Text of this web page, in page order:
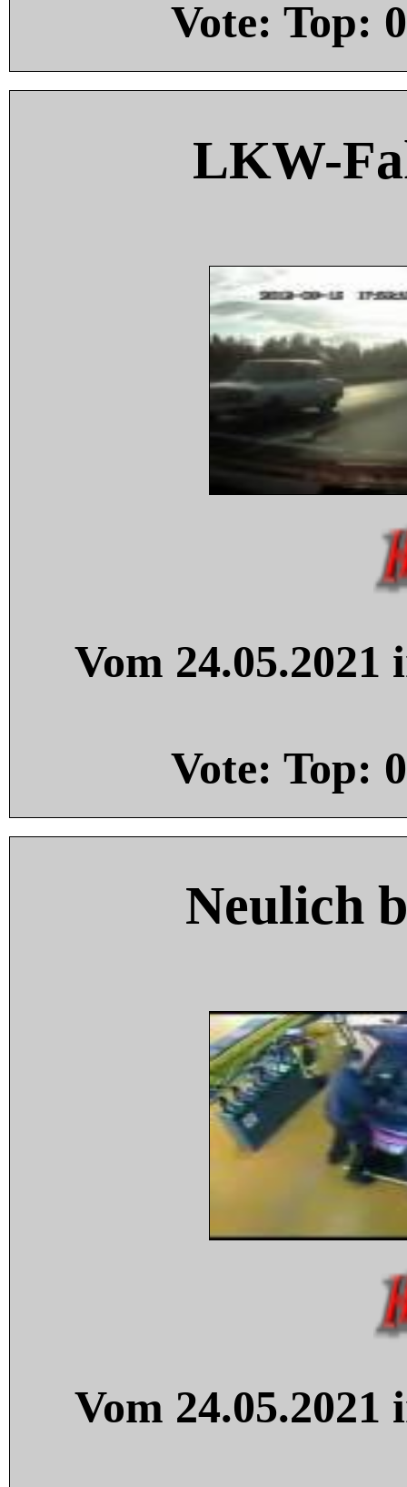
Vote: Top: 0
LKW-
Vom
Vote: Top: 0
Neulich
Vom